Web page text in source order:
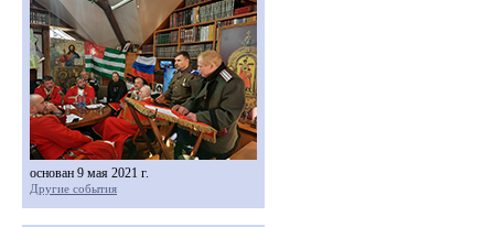
основан 9 мая 2021 г.
Другие события